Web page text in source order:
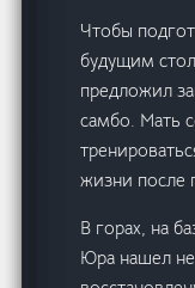
Чтобы
будущим
предложил
самбо. Мать
жизни после
В горах, на
Юра нашел